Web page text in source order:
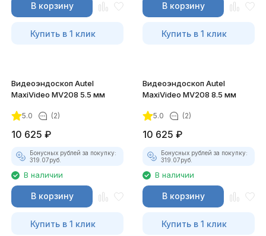
В корзину
Купить в 1 клик
В корзину
Купить в 1 клик
Видеоэндоскоп Autel
MaxiVideo MV208 5.5 мм
5.0 (2)
10 625 ₽
Бонусных рублей за покупку:
319.07руб.
В наличии
В корзину
Купить в 1 клик
Видеоэндоскоп Autel
MaxiVideo MV208 8.5 мм
5.0 (2)
10 625 ₽
Бонусных рублей за покупку:
319.07руб.
В наличии
В корзину
Купить в 1 клик